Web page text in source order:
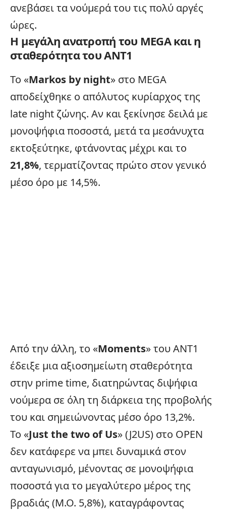
ανεβάσει τα νούμερά του τις πολύ αργές
ώρες.
Η μεγάλη ανατροπή του MEGA και η
σταθερότητα του ANT1
Το «Markos by night» στο MEGA
αποδείχθηκε ο απόλυτος κυρίαρχος της
late night ζώνης. Αν και ξεκίνησε δειλά με
μονοψήφια ποσοστά, μετά τα μεσάνυχτα
εκτοξεύτηκε, φτάνοντας μέχρι και το
21,8%, τερματίζοντας πρώτο στον γενικό
μέσο όρο με 14,5%.
Από την άλλη, το «Moments» του ANT1
έδειξε μια αξιοσημείωτη σταθερότητα
στην prime time, διατηρώντας διψήφια
νούμερα σε όλη τη διάρκεια της προβολής
του και σημειώνοντας μέσο όρο 13,2%.
Το «Just the two of Us» (J2US) στο OPEN
δεν κατάφερε να μπει δυναμικά στον
ανταγωνισμό, μένοντας σε μονοψήφια
ποσοστά για το μεγαλύτερο μέρος της
βραδιάς (Μ.Ο. 5,8%), καταγράφοντας